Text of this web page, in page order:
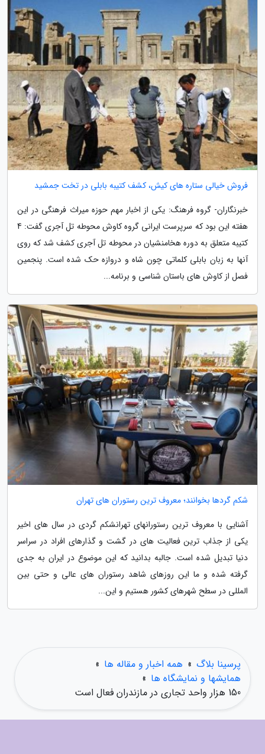
فروش خیالی ستاره های کیش، کشف کتیبه بابلی در تخت جمشید
خبرنگاران- گروه فرهنگ: یکی از اخبار مهم حوزه میراث فرهنگی در این
هفته این بود که سرپرست ایرانی گروه کاوش محوطه تل آجری گفت: 4
کتیبه متعلق به دوره هخامنشیان در محوطه تل آجری کشف شد که روی
آنها به زبان بابلی کلماتی چون شاه و دروازه حک شده است. پنجمین
فصل از کاوش های باستان شناسی و برنامه...
شکم گردها بخوانند؛ معروف ترین رستوران های تهران
آشنایی با معروف ترین رستورانهای تهرانشکم گردی در سال های اخیر
یکی از جذاب ترین فعالیت های در گشت و گذارهای افراد در سراسر
دنیا تبدیل شده است. جالبه بدانید که این موضوع در ایران به جدی
گرفته شده و ما این روزهای شاهد رستوران های عالی و حتی بین
المللی در سطح شهرهای کشور هستیم و این...
پرسینا بلاگ » همه اخبار و مقاله ها »
همایشها و نمایشگاه ها »
150 هزار واحد تجاری در مازندران فعال است